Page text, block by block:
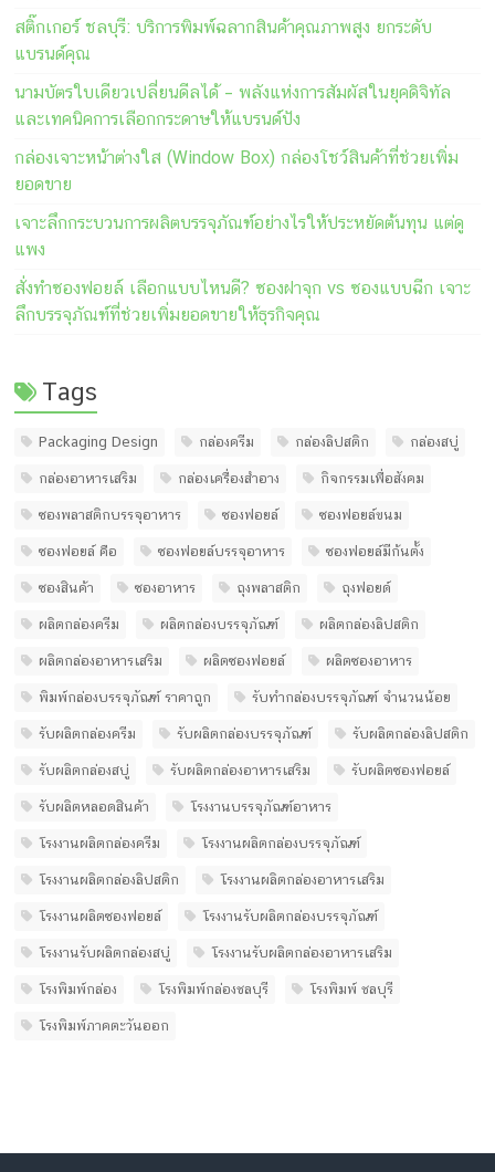
สติ๊กเกอร์ ชลบุรี: บริการพิมพ์ฉลากสินค้าคุณภาพสูง ยกระดับ
แบรนด์คุณ
นามบัตรใบเดียวเปลี่ยนดีลได้ – พลังแห่งการสัมผัสในยุคดิจิทัล
และเทคนิคการเลือกกระดาษให้แบรนด์ปัง
กล่องเจาะหน้าต่างใส (Window Box) กล่องโชว์สินค้าที่ช่วยเพิ่ม
ยอดขาย
เจาะลึกกระบวนการผลิตบรรจุภัณฑ์อย่างไรให้ประหยัดต้นทุน แต่ดู
แพง
สั่งทำซองฟอยล์ เลือกแบบไหนดี? ซองฝาจุก vs ซองแบบฉีก เจาะ
ลึกบรรจุภัณฑ์ที่ช่วยเพิ่มยอดขายให้ธุรกิจคุณ
Tags
Packaging Design กล่องครีม กล่องลิปสติก กล่องสบู่
กล่องอาหารเสริม กล่องเครื่องสำอาง กิจกรรมเพื่อสังคม
ซองพลาสติกบรรจุอาหาร ซองฟอยล์ ซองฟอยล์ขนม
ซองฟอยล์ คือ ซองฟอยล์บรรจุอาหาร ซองฟอยล์มีก้นตั้ง
ซองสินค้า ซองอาหาร ถุงพลาสติก ถุงฟอยด์
ผลิตกล่องครีม ผลิตกล่องบรรจุภัณฑ์ ผลิตกล่องลิปสติก
ผลิตกล่องอาหารเสริม ผลิตซองฟอยล์ ผลิตซองอาหาร
พิมพ์กล่องบรรจุภัณฑ์ ราคาถูก รับทํากล่องบรรจุภัณฑ์ จํานวนน้อย
รับผลิตกล่องครีม รับผลิตกล่องบรรจุภัณฑ์ รับผลิตกล่องลิปสติก
รับผลิตกล่องสบู่ รับผลิตกล่องอาหารเสริม รับผลิตซองฟอยล์
รับผลิตหลอดสินค้า โรงงานบรรจุภัณฑ์อาหาร
โรงงานผลิตกล่องครีม โรงงานผลิตกล่องบรรจุภัณฑ์
โรงงานผลิตกล่องลิปสติก โรงงานผลิตกล่องอาหารเสริม
โรงงานผลิตซองฟอยล์ โรงงานรับผลิตกล่องบรรจุภัณฑ์
โรงงานรับผลิตกล่องสบู่ โรงงานรับผลิตกล่องอาหารเสริม
โรงพิมพ์กล่อง โรงพิมพ์กล่องชลบุรี โรงพิมพ์ ชลบุรี
โรงพิมพ์ภาคตะวันออก